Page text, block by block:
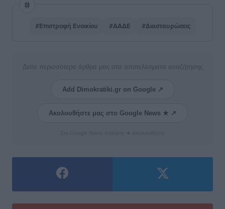
#Επιστροφή Ενοικίου #ΑΑΔΕ #Διασταυρώσεις
Δείτε περισσότερα άρθρα μας στα αποτελέσματα αναζήτησης
Add Dimokratiki.gr on Google ↗
Ακολουθήστε μας στο Google News ★ ↗